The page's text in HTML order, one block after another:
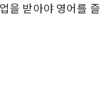
을 받아야 영어를